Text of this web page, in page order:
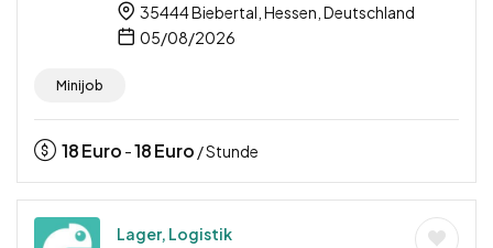
35444 Biebertal, Hessen, Deutschland
05/08/2026
Minijob
18Euro -18Euro / Stunde
Lager, Logistik